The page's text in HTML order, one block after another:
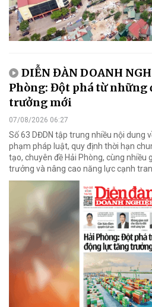
DIỄN ĐÀN DOANH
Phòng: Đột phá từ những
trưởng mới
07/08/2026 06:27
Số 63 DĐDN tập trung nhiều nội dung
phạm pháp luật, quy định thời hạn
tạo, chuyên đề Hải Phòng, cùng nhiều
trưởng và nâng cao năng lực cạnh